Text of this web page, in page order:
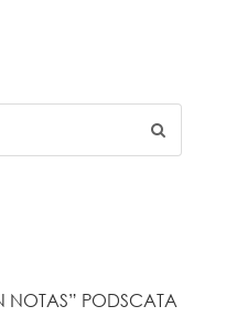
NOTAS” PODSCATA